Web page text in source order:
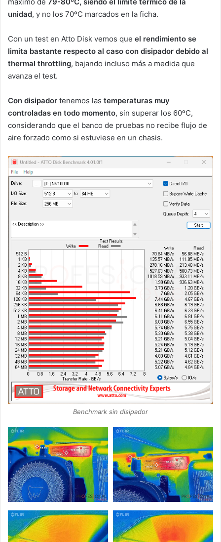
máximo de 79-80ºC, siendo el límite térmico de la
unidad, y no los 70ºC marcados en la ficha.
Con un test en Atto Disk vemos que el rendimiento se
limita bastante respecto al caso con disipador debido al
thermal throttling, bajando incluso más a medida que
avanza el test.
Con disipador tenemos las temperaturas muy
controladas en todo momento, sin superar los 60ºC,
considerando que el banco de pruebas no recibe flujo de
aire forzado como si estuviese en un chasis.
Benchmark sin disipador